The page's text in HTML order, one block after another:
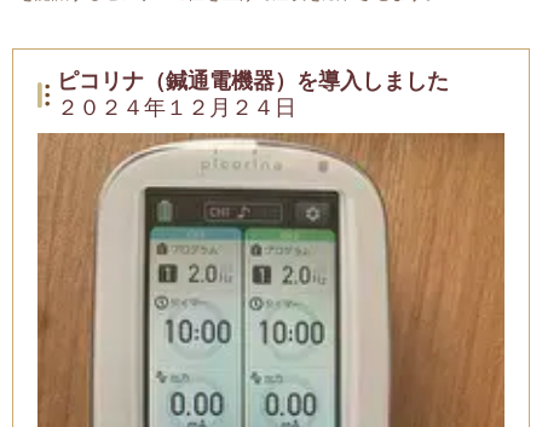
ピコリナ（鍼通電機器）を導入しました
２０２４年１２月２４日